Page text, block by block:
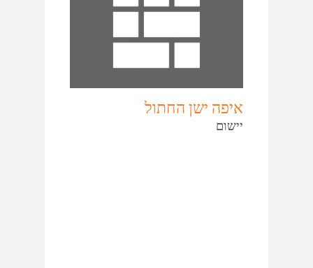
איפה ישן החתול
יישום